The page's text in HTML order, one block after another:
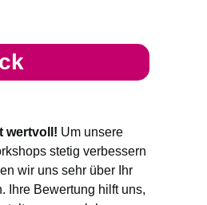
wertvoll! Um unsere
stetig verbessern
wir uns sehr über Ihr
Ihre Bewertung hilft uns,